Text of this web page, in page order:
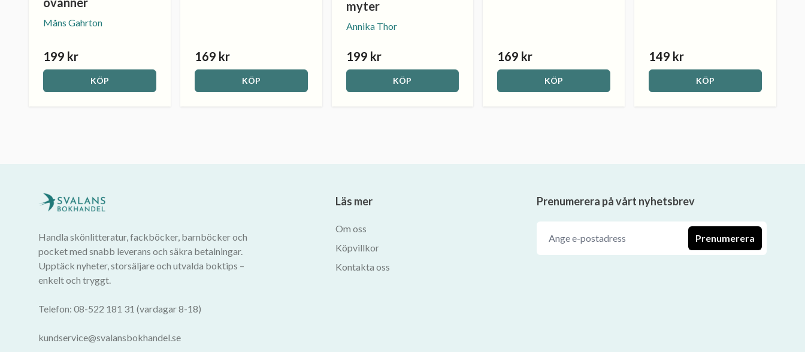
Måns Gahrton
199 kr
KÖP
169 kr
KÖP
myter
Annika Thor
199 kr
KÖP
169 kr
KÖP
149 kr
KÖP
Handla skönlitteratur, fackböcker, barnböcker och
pocket med snabb leverans och säkra betalningar.
Upptäck nyheter, storsäljare och utvalda boktips –
enkelt och tryggt.
Telefon: 08-522 181 31 (vardagar 8-18)
kundservice@svalansbokhandel.se
Läs mer
Om oss
Köpvillkor
Kontakta oss
Prenumerera på vårt nyhetsbrev
Prenumerera